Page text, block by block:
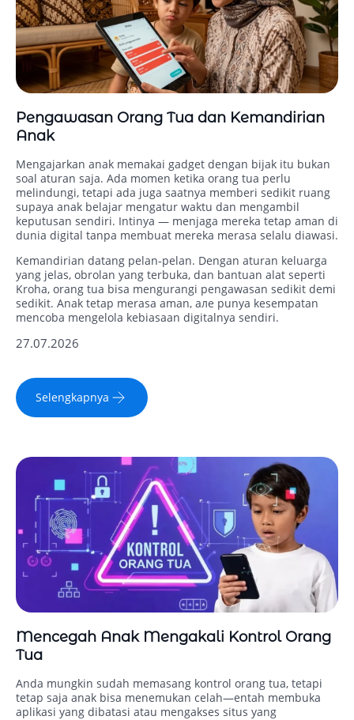
Pengawasan Orang Tua dan Kemandirian
Anak
Mengajarkan anak memakai gadget dengan bijak itu bukan
soal aturan saja. Ada momen ketika orang tua perlu
melindungi, tetapi ada juga saatnya memberi sedikit ruang
supaya anak belajar mengatur waktu dan mengambil
keputusan sendiri. Intinya — menjaga mereka tetap aman di
dunia digital tanpa membuat mereka merasa selalu diawasi.
Kemandirian datang pelan‑pelan. Dengan aturan keluarga
yang jelas, obrolan yang terbuka, dan bantuan alat seperti
Kroha, orang tua bisa mengurangi pengawasan sedikit demi
sedikit. Anak tetap merasa aman, але punya kesempatan
mencoba mengelola kebiasaan digitalnya sendiri.
27.07.2026
Selengkapnya
Mencegah Anak Mengakali Kontrol Orang
Tua
Anda mungkin sudah memasang kontrol orang tua, tetapi
tetap saja anak bisa menemukan celah—entah membuka
aplikasi yang dibatasi atau mengakses situs yang